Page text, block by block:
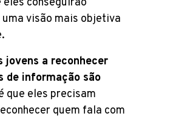
eles conseguirão
visão mais objetiva
jovens a reconhecer
de informação são
que eles precisam
quem fala com